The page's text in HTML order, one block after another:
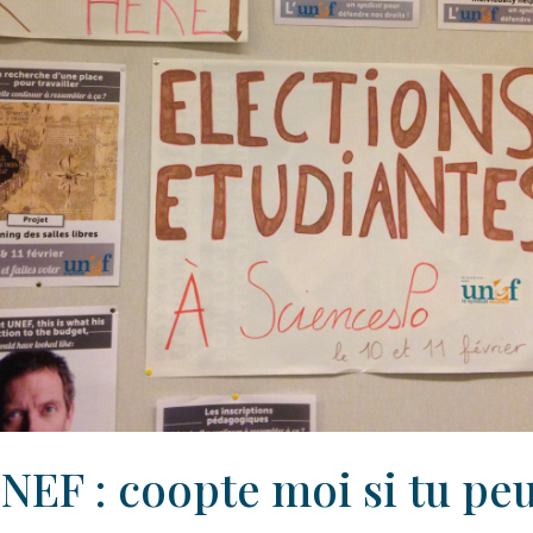
: coopte moi si tu